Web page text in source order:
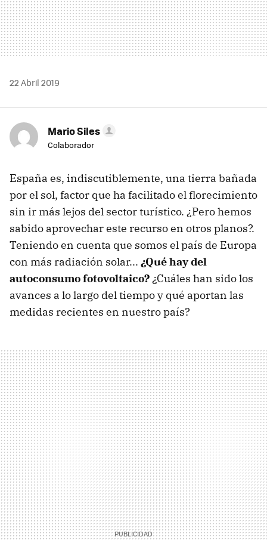
22 Abril 2019
Mario Siles
Colaborador
España es, indiscutiblemente, una tierra bañada
por el sol, factor que ha facilitado el florecimiento
sin ir más lejos del sector turístico. ¿Pero hemos
sabido aprovechar este recurso en otros planos?.
Teniendo en cuenta que somos el país de Europa
con más radiación solar... ¿Qué hay del
autoconsumo fotovoltaico?¿Cuáles han sido los
avances a lo largo del tiempo y qué aportan las
medidas recientes en nuestro país?